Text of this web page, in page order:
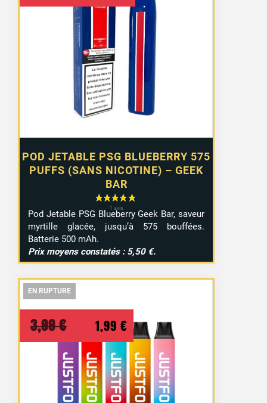
POD JETABLE PSG BLUEBERRY 575
PUFFS (SANS NICOTINE) – GEEK
BAR
prix
initial
était :
5,20 €.
prix
actuel
est :
2,99 €.
Pod Jetable PSG Blueberry Geek Bar, saveur
myrtille glacée, jusqu’à 575 bouffées.
Batterie 500 mAh.
Prix moyens constatés : 5,50 €.
EN RUPTURE
EN RUPTURE
3,99€
Le
prix
initial
était :
1,99 € Le
prix
actuel
est :
EN RUPTURE